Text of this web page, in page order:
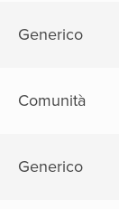
Generico
Comunità
Generico